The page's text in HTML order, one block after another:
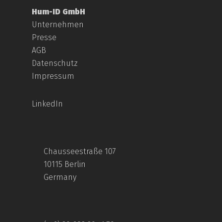
Hum-ID GmbH
Unternehmen
Presse
AGB
Datenschutz
Impressum
LinkedIn
Chausseestraße 107
10115 Berlin
Germany